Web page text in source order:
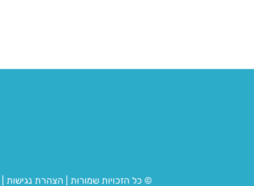
© כל הזכויות שמורות הצהרת נגישות